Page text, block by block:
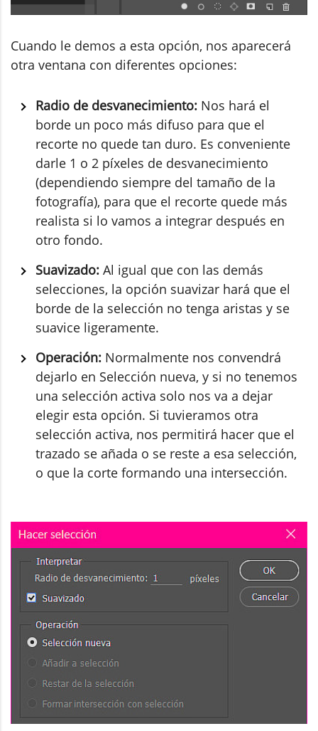
Cuando le demos a esta opción, nos aparecerá
otra ventana con diferentes opciones:
Radio de desvanecimiento: Nos hará el
borde un poco más difuso para que el
recorte no quede tan duro. Es conveniente
darle 1 o 2 píxeles de desvanecimiento
(dependiendo siempre del tamaño de la
fotografía), para que el recorte quede más
realista si lo vamos a integrar después en
otro fondo.
Suavizado: Al igual que con las demás
selecciones, la opción suavizar hará que el
borde de la selección no tenga aristas y se
suavice ligeramente.
Operación: Normalmente nos convendrá
dejarlo en Selección nueva, y si no tenemos
una selección activa solo nos va a dejar
elegir esta opción. Si tuvieramos otra
selección activa, nos permitirá hacer que el
trazado se añada o se reste a esa selección,
o que la corte formando una intersección.